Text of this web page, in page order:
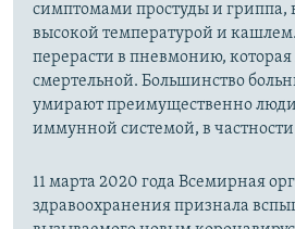
симптомами простуды и гриппа,
высокой температурой и
перерасти в пневмонию,
смертельной. Большинство
умирают преимущественно люди
иммунной системой, в
11 марта 2020 года Всемирная
здравоохранения признала